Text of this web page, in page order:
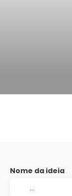
Nome da ideia